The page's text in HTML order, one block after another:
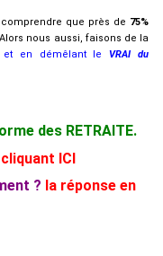
que près de 75%
nous aussi, faisons de la
et en démêlant leVRAI du
des RETRAITE.
ICI
? la réponse en